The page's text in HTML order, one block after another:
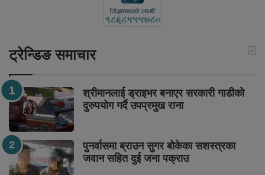
ट्रेन्डिङ समाचार
श्रीमानलाई ड्राइभर बनाएर सरकारी गाडीको
दुरुपयोग गर्दै उपप्रमुख राना
पुनर्वासमा ब्राउन सुगर बोकेका सशस्त्रका
जवान सहित दुई जना पक्राउ